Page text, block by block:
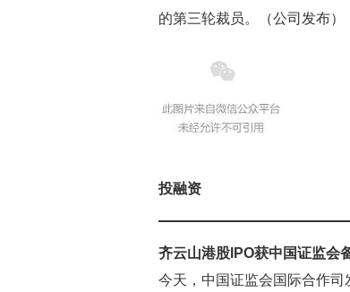
的第三轮裁员。（公司发布）
投融资
齐云山港股 IPO获中国证监会
今天，中国证监会国际合作